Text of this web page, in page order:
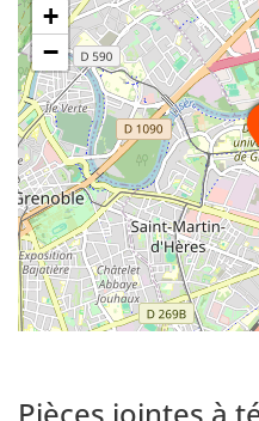
+
−